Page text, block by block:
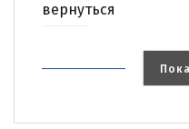
вернуться